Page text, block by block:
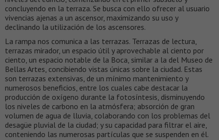
concluyendo en la terraza. Se busca con ello ofrecer al usuario
vivencias ajenas a un ascensor, maximizando su uso y
declinando la utilización de los ascensores.
La rampa nos comunica a las terrazas. Terrazas de lectura,
terrazas mirador, un espacio útil y aprovechable al ciento por
ciento, un espacio notable de la Boca, similar a la del Museo de
Bellas Artes, concibiendo vistas únicas sobre la ciudad. Estas
son terrazas extensivas, de un mínimo mantenimiento y
numerosos beneficios, entre los cuales cabe destacar la
producción de oxígeno durante la fotosíntesis, disminuyendo
los niveles de carbono en la atmósfera; absorción de gran
volumen de agua de lluvia, colaborando con los problemas del
desagüe pluvial de la ciudad; y su capacidad para filtrar el aire,
conteniendo las numerosas partículas que se suspenden en él.